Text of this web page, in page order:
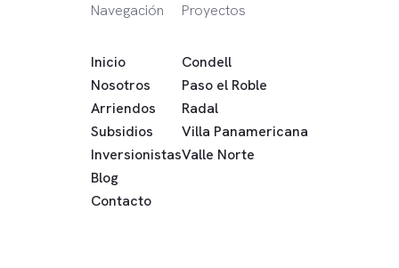
Navegación
Inicio
Nosotros
Arriendos
Subsidios
Inversionistas
Blog
Contacto
Proyectos
Condell
Paso el Roble
Radal
Villa Panamericana
Valle Norte